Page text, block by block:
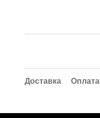
Доставка Оплата